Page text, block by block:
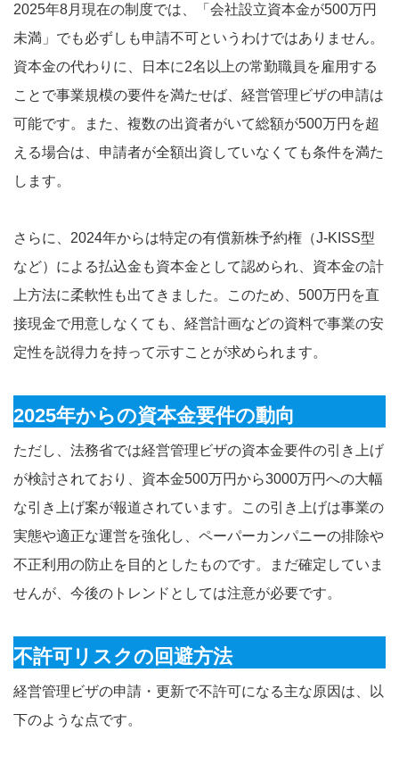
2025年8月現在の制度では、「会社設立資本金が500万円
未満」でも必ずしも申請不可というわけではありません。
資本金の代わりに、日本に2名以上の常勤職員を雇用する
ことで事業規模の要件を満たせば、経営管理ビザの申請は
可能です。また、複数の出資者がいて総額が500万円を超
える場合は、申請者が全額出資していなくても条件を満た
します。
さらに、2024年からは特定の有償新株予約権（J-KISS型
など）による払込金も資本金として認められ、資本金の計
上方法に柔軟性も出てきました。このため、500万円を直
接現金で用意しなくても、経営計画などの資料で事業の安
定性を説得力を持って示すことが求められます。
2025年からの資本金要件の動向
ただし、法務省では経営管理ビザの資本金要件の引き上げ
が検討されており、資本金500万円から3000万円への大幅
な引き上げ案が報道されています。この引き上げは事業の
実態や適正な運営を強化し、ペーパーカンパニーの排除や
不正利用の防止を目的としたものです。まだ確定していま
せんが、今後のトレンドとしては注意が必要です。
不許可リスクの回避方法
経営管理ビザの申請・更新で不許可になる主な原因は、以
下のような点です。